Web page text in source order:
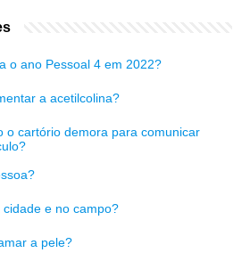
o ano Pessoal 4 em 2022?
a acetilcolina?
o cartório demora para comunicar
e no campo?
a pele?